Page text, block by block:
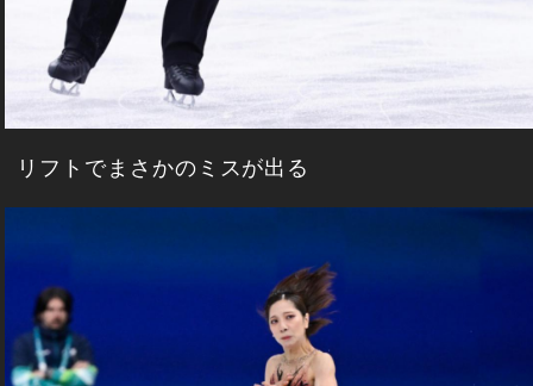
リフトでまさかのミスが出る